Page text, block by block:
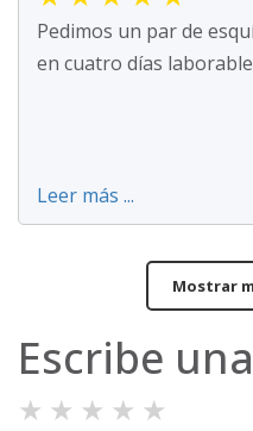
Pedimos un par de
en cuatro días
Leer más ...
Mostrar
Escribe
★ ★ ★ ★ ★